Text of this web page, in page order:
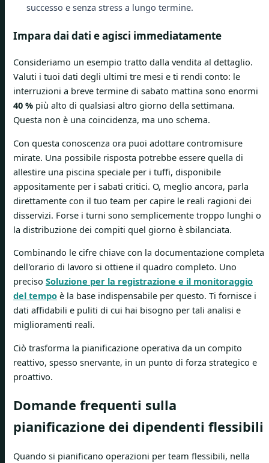
successo e senza stress a lungo termine.
Impara dai dati e agisci immediatamente
Consideriamo un esempio tratto dalla vendita al dettaglio.
Valuti i tuoi dati degli ultimi tre mesi e ti rendi conto: le
interruzioni a breve termine di sabato mattina sono enormi
40 % più alto di qualsiasi altro giorno della settimana.
Questa non è una coincidenza, ma uno schema.
Con questa conoscenza ora puoi adottare contromisure
mirate. Una possibile risposta potrebbe essere quella di
allestire una piscina speciale per i tuffi, disponibile
appositamente per i sabati critici. O, meglio ancora, parla
direttamente con il tuo team per capire le reali ragioni dei
disservizi. Forse i turni sono semplicemente troppo lunghi o
la distribuzione dei compiti quel giorno è sbilanciata.
Combinando le cifre chiave con la documentazione completa
dell'orario di lavoro si ottiene il quadro completo. Uno
preciso Soluzione per la registrazione e il monitoraggio
del tempo è la base indispensabile per questo. Ti fornisce i
dati affidabili e puliti di cui hai bisogno per tali analisi e
miglioramenti reali.
Ciò trasforma la pianificazione operativa da un compito
reattivo, spesso snervante, in un punto di forza strategico e
proattivo.
Domande frequenti sulla
pianificazione dei dipendenti flessibili
Quando si pianificano operazioni per team flessibili, nella